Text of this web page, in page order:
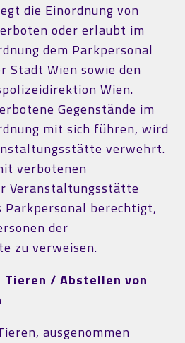
die Einordnung von
oder erlaubt im
dem Parkpersonal
Stadt Wien sowie den
Wien.
Gegenstände im
mit sich führen, wird
verwehrt.
verbotenen
Veranstaltungsstätte
berechtigt,
der
zu verweisen.
/ Abstellen von
ausgenommen